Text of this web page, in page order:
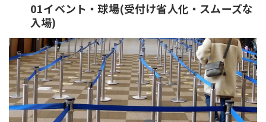
01イベント・球場(受付け省人化・スムーズな
入場)